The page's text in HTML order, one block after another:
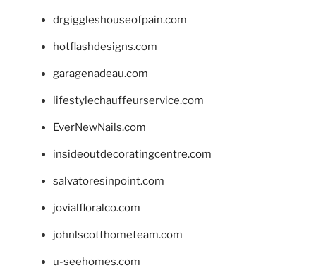
drgiggleshouseofpain.com
hotflashdesigns.com
garagenadeau.com
lifestylechauffeurservice.com
EverNewNails.com
insideoutdecoratingcentre.com
salvatoresinpoint.com
jovialfloralco.com
johnlscotthometeam.com
u-seehomes.com